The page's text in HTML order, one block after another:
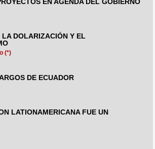
EN AGENDA DEL GOBIERNO
LA DOLARIZACIÓN Y EL
(*)
DE ECUADOR
LATIONAMERICANA FUE UN